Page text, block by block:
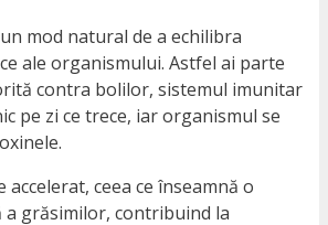
mod natural de a echilibra
ale organismului. Astfel ai parte
contra bolilor, sistemul imunitar
pe zi ce trece, iar organismul se
ceea ce înseamnă o
grăsimilor, contribuind la